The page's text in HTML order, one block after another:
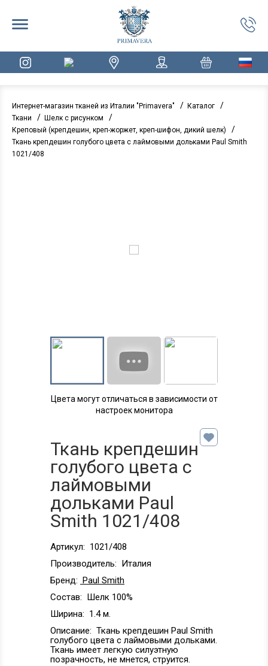
Интернет-магазин тканей из Италии "Primavera" / Каталог /
Ткани / Шелк с рисунком /
Креповый (крепдешин, креп-жоржет, креп-шифон, дикий шелк) /
Ткань крепдешин голубого цвета с лаймовыми дольками Paul Smith
1021/408
Цвета могут отличаться в зависимости от
настроек монитора
Ткань крепдешин
голубого цвета с
лаймовыми
дольками Paul
Smith 1021/408
Артикул: 1021/408
Производитель: Италия
Бренд: Paul Smith
Состав: Шелк 100%
Ширина: 1.4 м.
Описание: Ткань крепдешин Paul Smith
голубого цвета с лаймовыми дольками.
Ткань имеет легкую силуэтную
позрачность, не мнется, струится.